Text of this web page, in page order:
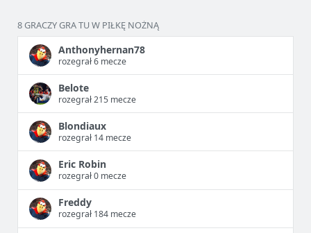
8 GRACZY GRA TU W PIŁKĘ NOŻNĄ
Anthonyhernan78
rozegrał 6 mecze
Belote
rozegrał 215 mecze
Blondiaux
rozegrał 14 mecze
Eric Robin
rozegrał 0 mecze
Freddy
rozegrał 184 mecze